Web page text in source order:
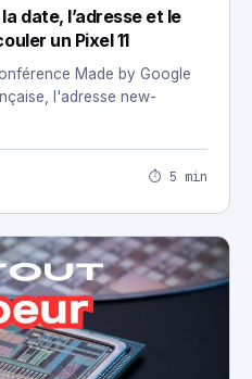
date, l’adresse et le
un Pixel 11
Made by Google
l'adresse new-
⏱ 5 min